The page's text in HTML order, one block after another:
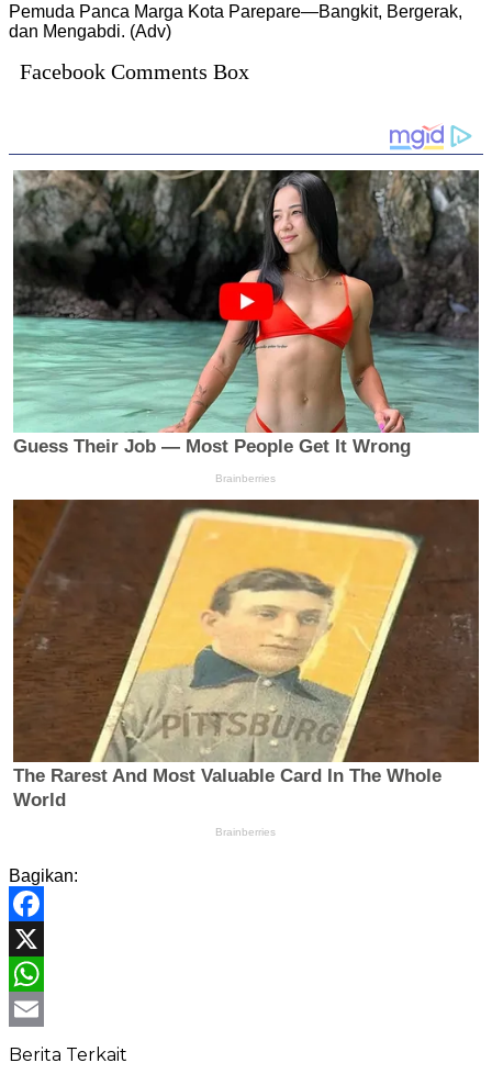
Pemuda Panca Marga Kota Parepare—Bangkit, Bergerak,
dan Mengabdi. (Adv)
Facebook Comments Box
Bagikan:
Facebook
X
WhatsApp
Email
Berita Terkait